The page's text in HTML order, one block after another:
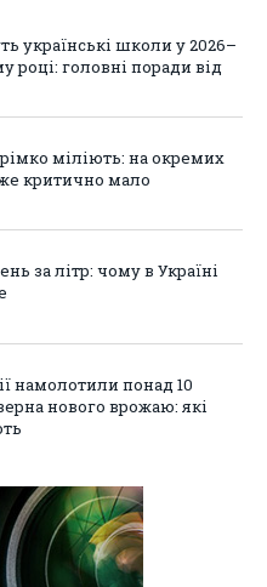
українські школи у 2026–
році: головні поради від
міліють: на окремих
критично мало
за літр: чому в Україні
намолотили понад 10
нового врожаю: які